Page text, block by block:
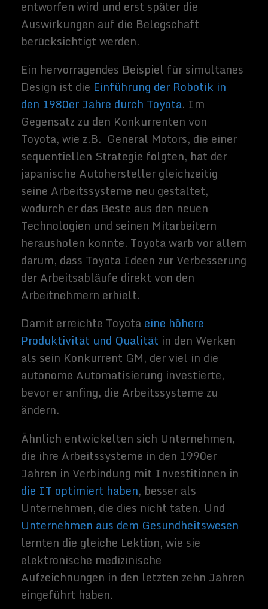
Beispiele wie diese müssen in den
kommenden Jahren zur Norm werden.
Wenn die Vertriebenen nicht gerecht
behandelt werden, wird sich die Kluft
zukünftigen Wirtschaft nur noch
vergrößern, die jetzt schon allzu
offensichtlich ist
Zusammenfassend lässt sich sagen, dass
Unternehmen, die ihre Mitarbeiter
einbeziehen, wenn sie neue Technologien
entwickeln und implementieren, bestens
positioniert sein werden, um die kommende
KI-Revolution zu bewältigen.
futurism.com
Related Images:
Sammy
Zimmerma
Hallo, ich
schreibe hier
im Blog. Mein
Name ist
Sammy
Zimmermann
r Journalist
Buchautor,
sowie SEO-
Berater. Mein
Hobbys und
Interessen
sind Science-
und alles was
sich rund um
Technik und
Weltraum
dreht.